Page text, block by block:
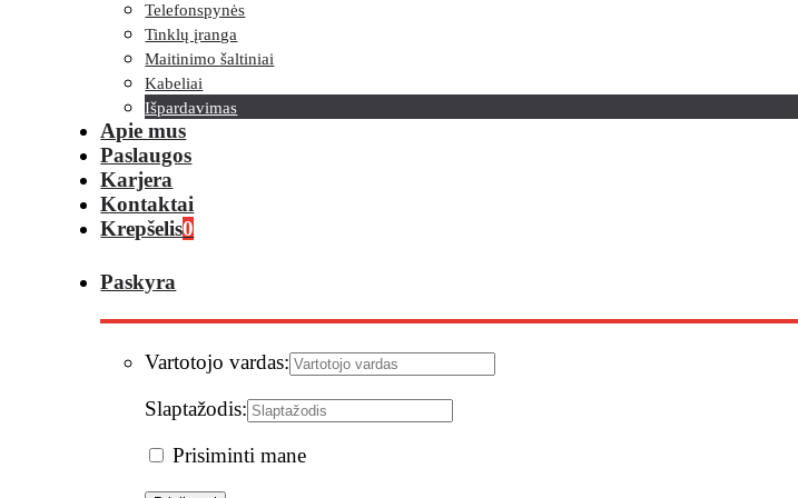
Telefonspynės
Tinklų įranga
Maitinimo šaltiniai
Kabeliai
Išpardavimas
Apie mus
Paslaugos
Karjera
Kontaktai
Krepšelis0
Paskyra
Vartotojo vardas:
Slaptažodis:
Prisiminti mane